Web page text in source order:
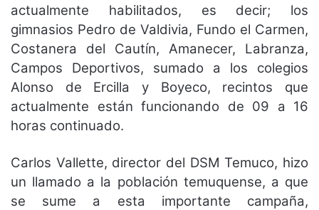
actualmente habilitados, es decir; los
gimnasios Pedro de Valdivia, Fundo el Carmen,
Costanera del Cautín, Amanecer, Labranza,
Campos Deportivos, sumado a los colegios
Alonso de Ercilla y Boyeco, recintos que
actualmente están funcionando de 09 a 16
horas continuado.
Carlos Vallette, director del DSM Temuco, hizo
un llamado a la población temuquense, a que
se sume a esta importante campaña,